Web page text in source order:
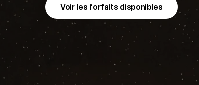
Voir les forfaits disponibles